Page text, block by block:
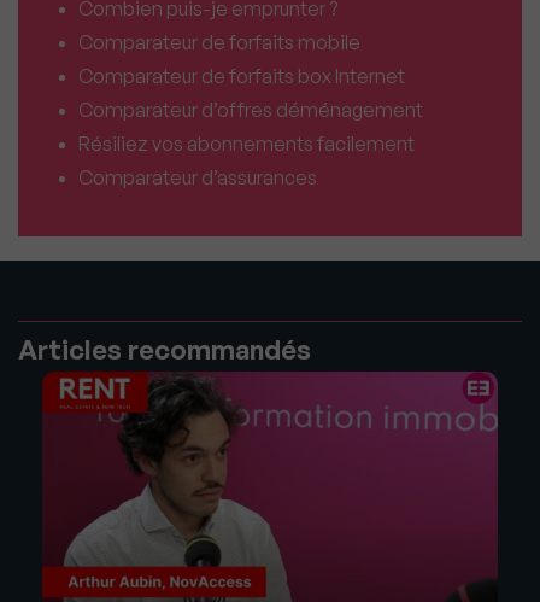
Combien puis-je emprunter ?
Comparateur de forfaits mobile
Comparateur de forfaits box Internet
Comparateur d’offres déménagement
Résiliez vos abonnements facilement
Comparateur d’assurances
Articles recommandés